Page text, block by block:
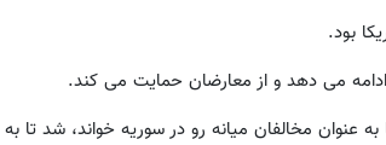
بود.
می دهد و از معارضان حمایت می کند.
مخالفان میانه رو در سوریه خواند، شد تا به